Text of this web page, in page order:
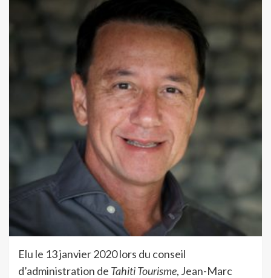
Elu le 13 janvier 2020 lors du conseil
d’administration de Tahiti Tourisme, Jean-Marc